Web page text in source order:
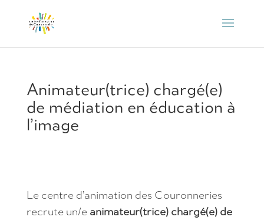
Animateur(trice) chargé(e)
de médiation en éducation à
l’image
Le centre d’animation des Couronneries
recrute un/e animateur(trice) chargé(e) de